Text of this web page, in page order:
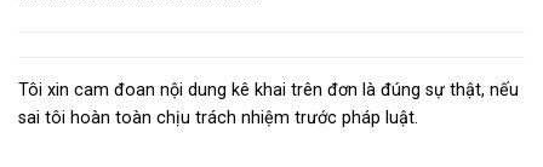
Tôi xin cam đoan nội dung kê khai trên đơn là đúng sự thật, nếu
sai tôi hoàn toàn chịu trách nhiệm trước pháp luật.